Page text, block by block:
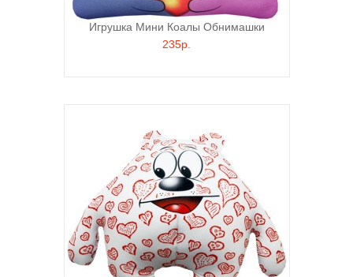
Игрушка Мини Коалы Обнимашки
235р.